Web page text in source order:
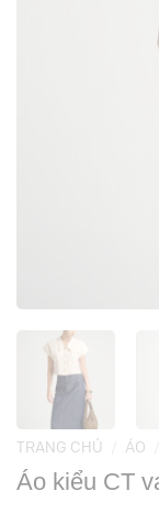
TRANG CHỦ ÁO
Áo kiểu CT